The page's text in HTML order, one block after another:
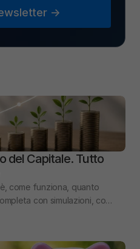
->
del Capitale. Tutto
come funziona, quanto
con simulazioni, costi